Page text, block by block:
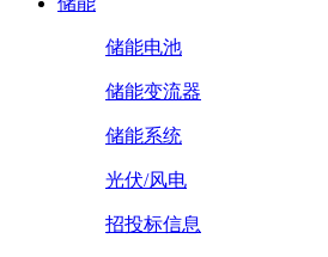
储能电池
储能变流器
储能系统
光伏/风电
招投标信息